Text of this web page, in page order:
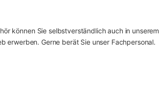
können Sie selbstverständlich auch in unserem
erwerben. Gerne berät Sie unser Fachpersonal.